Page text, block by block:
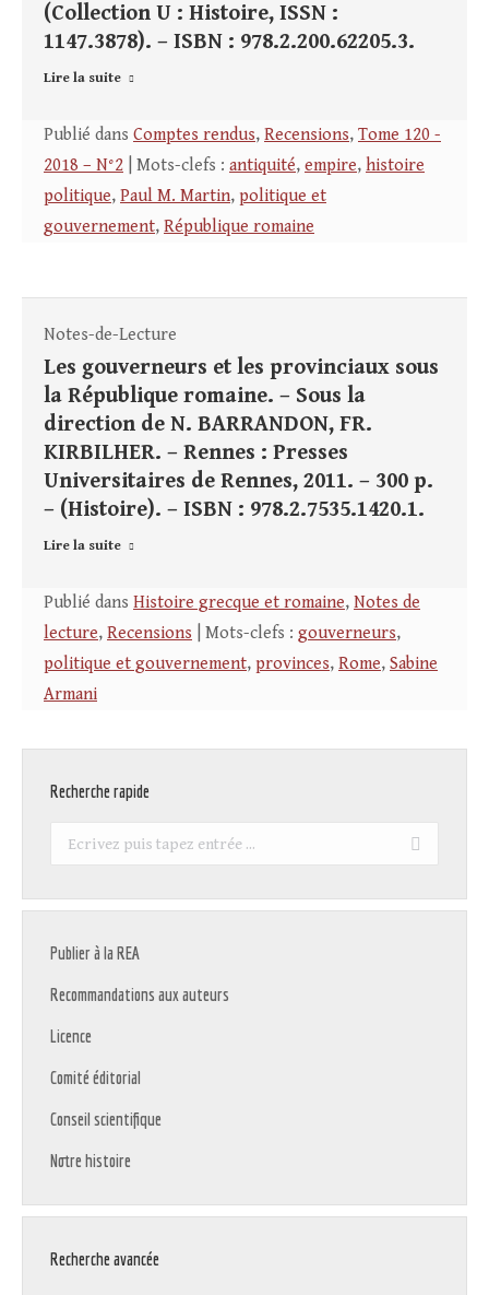
(Collection U : Histoire, ISSN :
1147.3878). – ISBN : 978.2.200.62205.3.
Lire la suite
Publié dans Comptes rendus, Recensions, Tome 120 -
2018 – N°2 | Mots-clefs : antiquité, empire, histoire
politique, Paul M. Martin, politique et
gouvernement, République romaine
Notes-de-Lecture
Les gouverneurs et les provinciaux sous
la République romaine. – Sous la
direction de N. BARRANDON, FR.
KIRBILHER. – Rennes : Presses
Universitaires de Rennes, 2011. – 300 p.
– (Histoire). – ISBN : 978.2.7535.1420.1.
Lire la suite
Publié dans Histoire grecque et romaine, Notes de
lecture, Recensions | Mots-clefs : gouverneurs,
politique et gouvernement, provinces, Rome, Sabine
Armani
Recherche rapide
Recherche
Publier à la REA
Recommandations aux auteurs
Licence
Comité éditorial
Conseil scientifique
Notre histoire
Recherche avancée